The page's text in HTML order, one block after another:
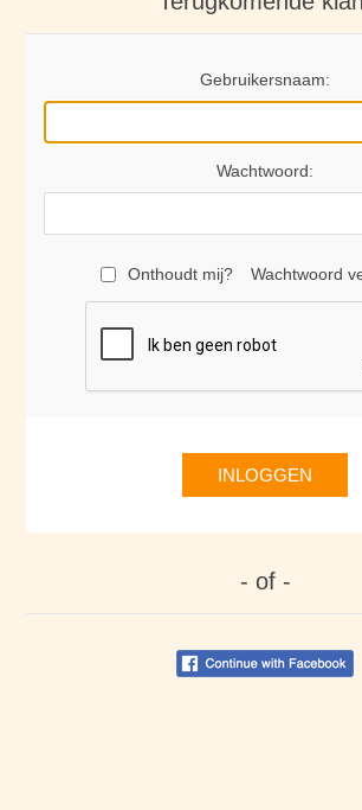
Gebruikersnaam:
Wachtwoord:
Onthoudt mij? Wachtwoord
INLOGGEN
- of -